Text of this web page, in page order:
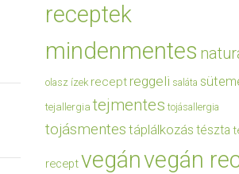
receptek
mindenmentes
olasz ízek recept reggeli saláta
tejallergia tejmentes tojásallergia
tojásmentes táplálkozás tészta
receptvegánvegán